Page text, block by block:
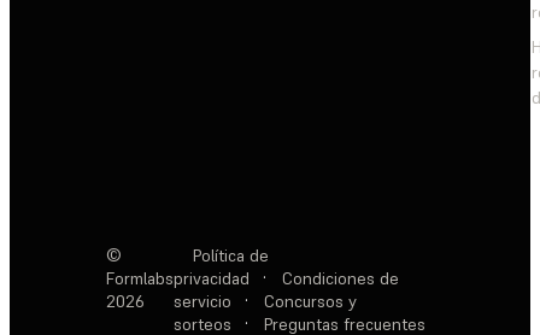
©
Formlabs
2026
Política de
privacidad
·
Condiciones de
servicio
·
Concursos y
sorteos
· Preguntas frecuentes